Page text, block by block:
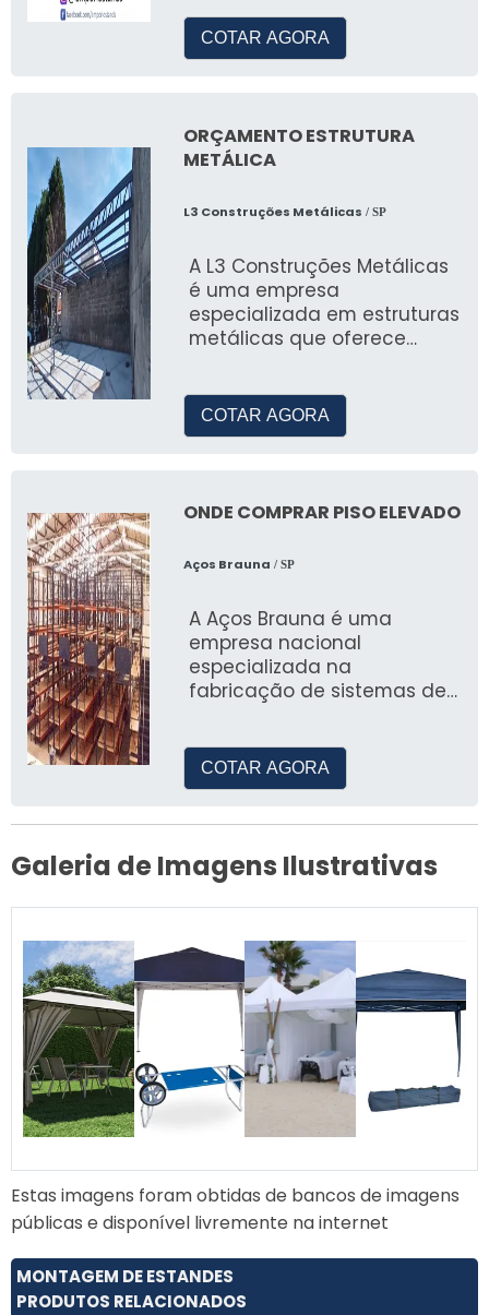
para empresas privadas,
prefeituras e ongs.
COTAR AGORA
ORÇAMENTO ESTRUTURA
METÁLICA
L3 Construções Metálicas / SP
A L3 Construções Metálicas
é uma empresa
especializada em estruturas
metálicas que oferece
COTAR AGORA
ONDE COMPRAR PISO ELEVADO
Aços Brauna / SP
A Aços Brauna é uma
empresa nacional
especializada na
fabricação de sistemas de
COTAR AGORA
Galeria de Imagens Ilustrativas
Estas imagens foram obtidas de bancos de imagens
públicas e disponível livremente na internet
MONTAGEM DE ESTANDES
PRODUTOS RELACIONADOS